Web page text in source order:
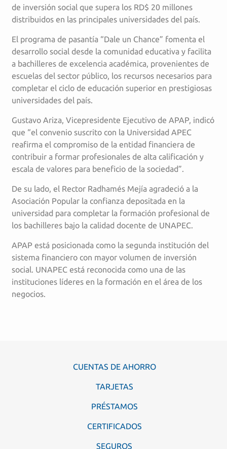
de inversión social que supera los RD$ 20 millones
distribuidos en las principales universidades del país.
El programa de pasantía “Dale un Chance” fomenta el
desarrollo social desde la comunidad educativa y facilita
a bachilleres de excelencia académica, provenientes de
escuelas del sector público, los recursos necesarios para
completar el ciclo de educación superior en prestigiosas
universidades del país.
Gustavo Ariza, Vicepresidente Ejecutivo de APAP, indicó
que “el convenio suscrito con la Universidad APEC
reafirma el compromiso de la entidad financiera de
contribuir a formar profesionales de alta calificación y
escala de valores para beneficio de la sociedad”.
De su lado, el Rector Radhamés Mejía agradeció a la
Asociación Popular la confianza depositada en la
universidad para completar la formación profesional de
los bachilleres bajo la calidad docente de UNAPEC.
APAP está posicionada como la segunda institución del
sistema financiero con mayor volumen de inversión
social. UNAPEC está reconocida como una de las
instituciones líderes en la formación en el área de los
negocios.
CUENTAS DE AHORRO
TARJETAS
PRÉSTAMOS
CERTIFICADOS
SEGUROS